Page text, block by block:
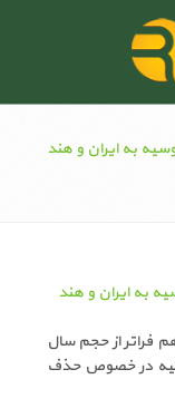
به ایران و هند
فراتر از حجم سال
در خصوص حذف